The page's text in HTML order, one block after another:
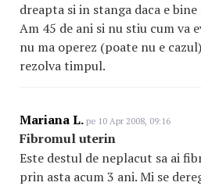
dreapta si in stanga daca e bine
Am 45 de ani si nu stiu cum va
nu ma operez (poate nu e
rezolva timpul.
Mariana L. pe 10 Apr 2008, 09:16
Fibromul uterin
Este destul de neplacut sa ai
prin asta acum 3 ani. Mi se